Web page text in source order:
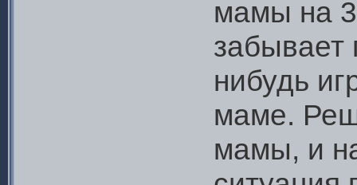
мамы на
забывает
нибудь
маме.
мамы, и